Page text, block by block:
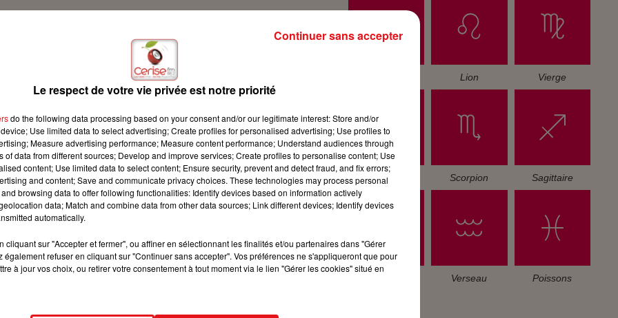
Lion Vierge
Balance Scorpion Sagittaire
Verseau Poissons
Le respect de votre vie privée est notre priorité
do the following data processing based on your consent and/or our legitimate interest: Store and/or
Use limited data to select advertising; Create profiles for personalised advertising; Use profiles to
Measure advertising performance; Measure content performance; Understand audiences through
of data from different sources; Develop and improve services; Create profiles to personalise content; Use
content; Use limited data to select content; Ensure security, prevent and detect fraud, and fix errors;
and content; Save and communicate privacy choices. These technologies may process personal
browsing data to offer following functionalities: Identify devices based on information actively
data; Match and combine data from other data sources; Link different devices; Identify devices
automatically.
cliquant sur "Accepter et fermer", ou affiner en sélectionnant les finalités et/ou partenaires dans "Gérer
également refuser en cliquant sur "Continuer sans accepter". Vos préférences ne s'appliqueront que pour
à jour vos choix, ou retirer votre consentement à tout moment via le lien "Gérer les cookies" situé en
Continuer sans accepter